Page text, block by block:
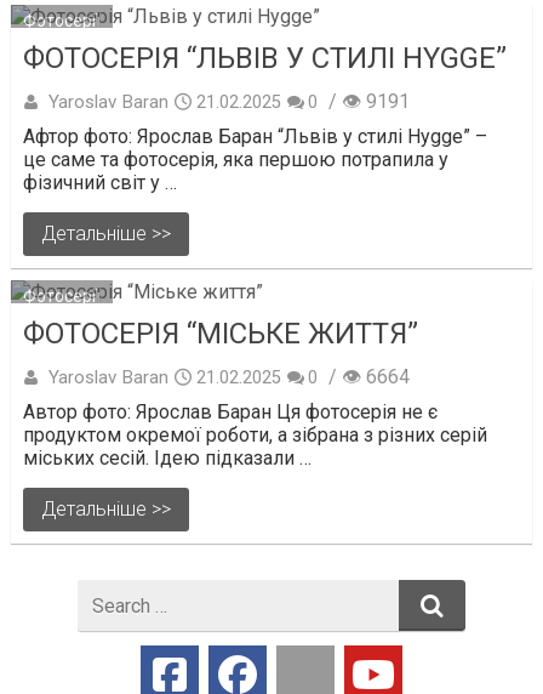
Фотосерії
ФОТОСЕРІЯ “ЛЬВІВ У СТИЛІ HYGGE”
Yaroslav Baran 21.02.2025 0 / 👁 9191
Афтор фото: Ярослав Баран “Львів у стилі Hygge” –
це саме та фотосерія, яка першою потрапила у
фізичний світ у …
Детальніше >>
Фотосерії
ФОТОСЕРІЯ “МІСЬКЕ ЖИТТЯ”
Yaroslav Baran 21.02.2025 0 / 👁 6664
Автор фото: Ярослав Баран Ця фотосерія не є
продуктом окремої роботи, а зібрана з різних серій
міських сесій. Ідею підказали …
Детальніше >>
for